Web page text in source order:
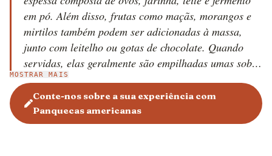
em pó. Além disso, frutas como maçãs, morangos e
mirtilos também podem ser adicionadas à massa,
junto com leitelho ou gotas de chocolate. Quando
servidas, elas geralmente são empilhadas umas sobre
as outras e cobertas com uma variedade de
ingredientes, como manteiga, xarope de bordo, geleia
de frutas, mel, chantilly ou manteiga de amendoim.
As panquecas americanas são frequentemente
MOSTRAR MAIS
Conte-nos sobre a sua experiência com
Panquecas americanas